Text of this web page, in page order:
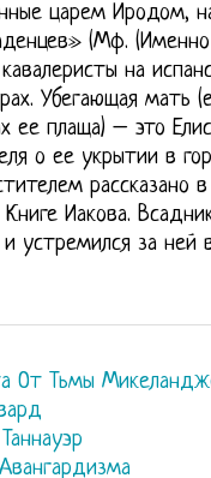
царем Иродом,
(Мф.
на
Убегающая мать
ее плаща) – это
о ее укрытии в
рассказано в
Книге Иакова.
устремился за ней
От Тьмы